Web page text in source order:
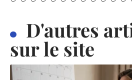
D'autres
sur le site